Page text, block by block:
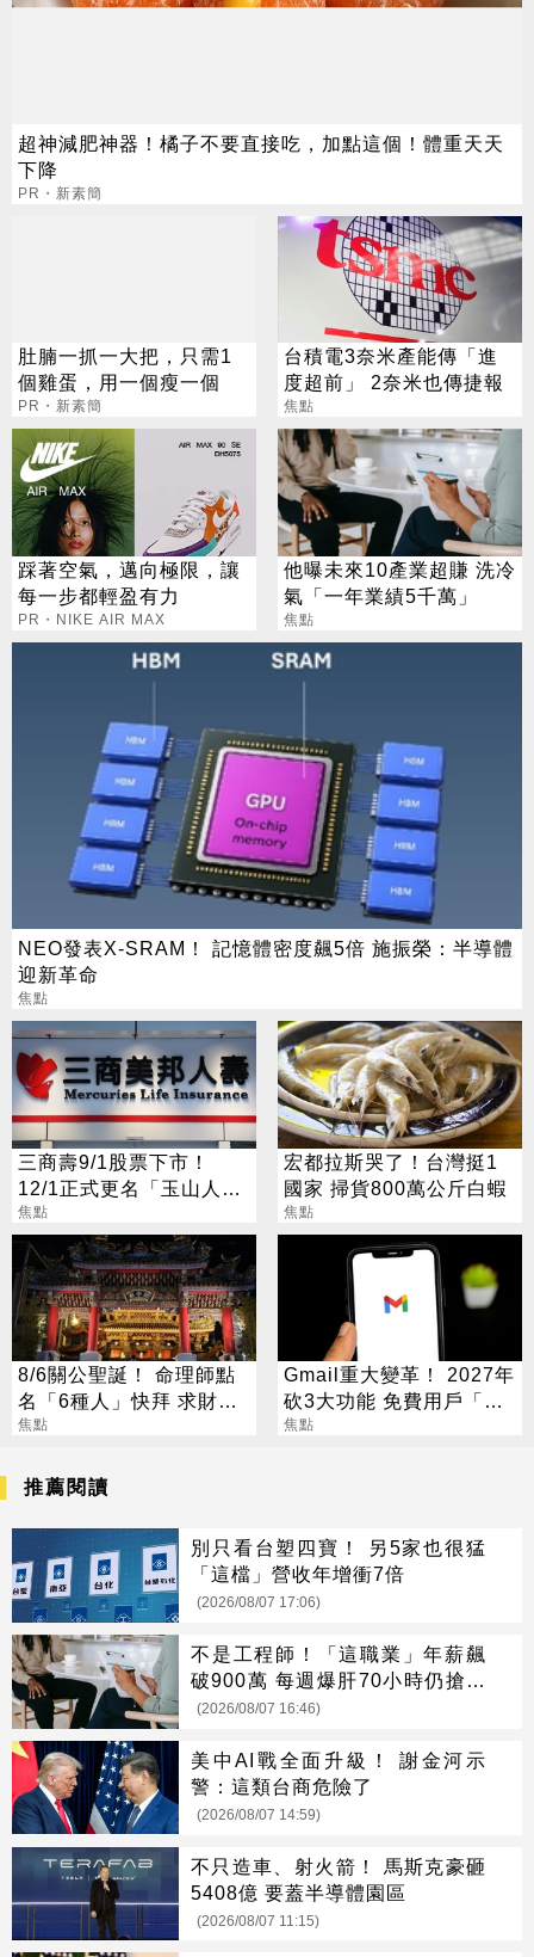
超神減肥神器！橘子不要直接吃，加點這個！體重天天
下降
PR・新素簡
肚腩一抓一大把，只需1
個雞蛋，用一個瘦一個
PR・新素簡
台積電3奈米產能傳「進
度超前」 2奈米也傳捷報
焦點
踩著空氣，邁向極限，讓
每一步都輕盈有力
PR・NIKE AIR MAX
他曝未來10產業超賺 洗冷
氣「一年業績5千萬」
焦點
NEO發表X-SRAM！ 記憶體密度飆5倍 施振榮：半導體
迎新革命
焦點
三商壽9/1股票下市！
12/1正式更名「玉山人
壽」
焦點
宏都拉斯哭了！台灣挺1
國家 掃貨800萬公斤白蝦
焦點
8/6關公聖誕！ 命理師點
名「6種人」快拜 求財求
職保平安
焦點
Gmail重大變革！ 2027年
砍3大功能 免費用戶「這
好康」不能用了
焦點
推薦閱讀
別只看台塑四寶！ 另5家也很猛
「這檔」營收年增衝7倍
(2026/08/07 17:06)
不是工程師！「這職業」年薪飆
破900萬 每週爆肝70小時仍搶破
頭
(2026/08/07 16:46)
美中AI戰全面升級！ 謝金河示
警：這類台商危險了
(2026/08/07 14:59)
不只造車、射火箭！ 馬斯克豪砸
5408億 要蓋半導體園區
(2026/08/07 11:15)